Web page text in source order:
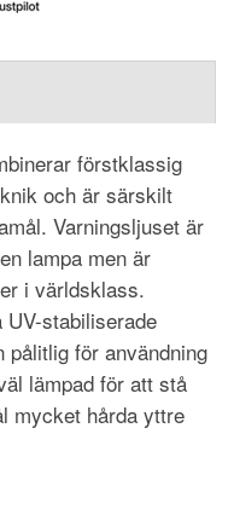
förstklassig
och är särskilt
Varningsljuset är
lampa men är
i världsklass.
stabiliserade
pålitlig för användning
lämpad för att stå
mycket hårda yttre